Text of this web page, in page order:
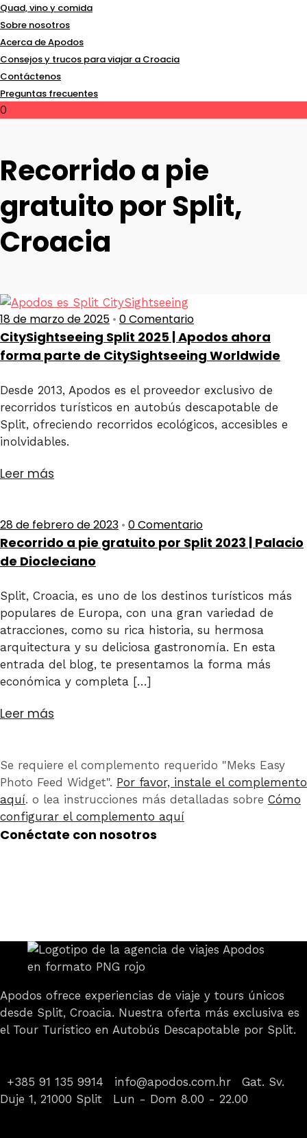
Quad, vino y comida
Sobre nosotros
Acerca de Apodos
Consejos y trucos para viajar a Croacia
Contáctenos
Preguntas frecuentes
0
Recorrido a pie
gratuito por Split,
Croacia
18 de marzo de 2025 • 0 Comentario
CitySightseeing Split 2025 | Apodos ahora
forma parte de CitySightseeing Worldwide
Desde 2013, Apodos es el proveedor exclusivo de
recorridos turísticos en autobús descapotable de
Split, ofreciendo recorridos ecológicos, accesibles e
inolvidables.
Leer más
28 de febrero de 2023 • 0 Comentario
Recorrido a pie gratuito por Split 2023 | Palacio
de Diocleciano
Split, Croacia, es uno de los destinos turísticos más
populares de Europa, con una gran variedad de
atracciones, como su rica historia, su hermosa
arquitectura y su deliciosa gastronomía. En esta
entrada del blog, te presentamos la forma más
económica y completa […]
Leer más
Se requiere el complemento requerido "Meks Easy
Photo Feed Widget". Por favor, instale el complemento
aquí. o lea instrucciones más detalladas sobre Cómo
configurar el complemento aquí
Conéctate con nosotros
Apodos ofrece experiencias de viaje y tours únicos
desde Split, Croacia. Nuestra oferta más exclusiva es
el Tour Turístico en Autobús Descapotable por Split.
+385 91 135 9914 info@apodos.com.hr
Gat. Sv.
Duje 1, 21000 Split
Lun - Dom 8.00 - 22.00